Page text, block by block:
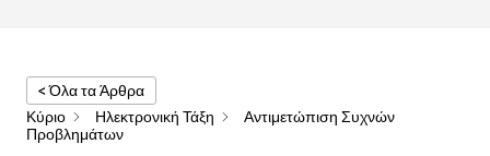
< Όλα τα Άρθρα
Κύριο
Ηλεκτρονική Τάξη
Αντιμετώπιση Συχνών
Προβλημάτων